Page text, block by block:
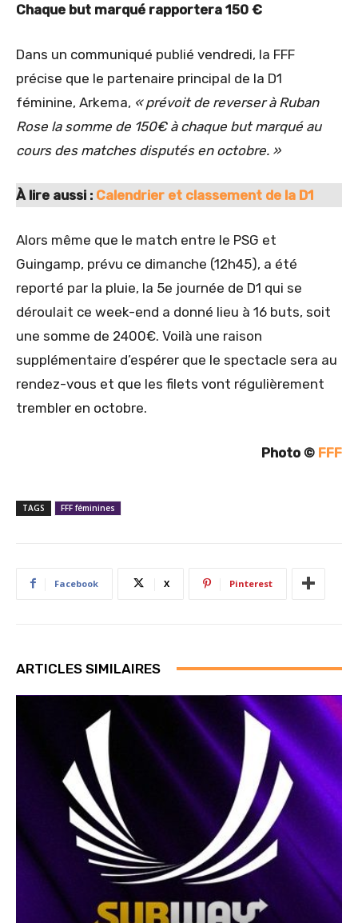
Chaque but marqué rapportera 150 €
Dans un communiqué publié vendredi, la FFF
précise que le partenaire principal de la D1
féminine, Arkema, « prévoit de reverser à Ruban
Rose la somme de 150€ à chaque but marqué au
cours des matches disputés en octobre. »
À lire aussi : Calendrier et classement de la D1
Alors même que le match entre le PSG et
Guingamp, prévu ce dimanche (12h45), a été
reporté par la pluie, la 5e journée de D1 qui se
déroulait ce week-end a donné lieu à 16 buts, soit
une somme de 2400€. Voilà une raison
supplémentaire d’espérer que le spectacle sera au
rendez-vous et que les filets vont régulièrement
trembler en octobre.
Photo © FFF
TAGS FFF féminines
Facebook X Pinterest
ARTICLES SIMILAIRES